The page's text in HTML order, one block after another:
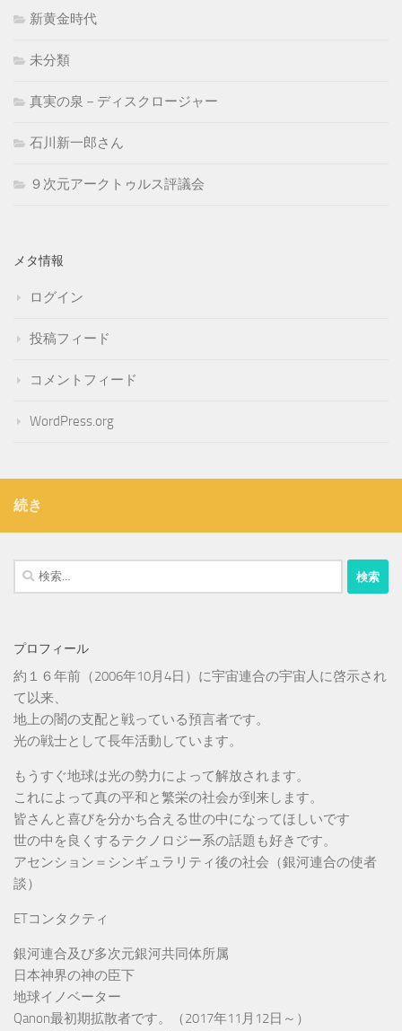
新黄金時代
未分類
真実の泉－ディスクロージャー
石川新一郎さん
９次元アークトゥルス評議会
メタ情報
ログイン
投稿フィード
コメントフィード
WordPress.org
続き
検
索:
プロフィール
約１６年前（2006年10月4日）に宇宙連合の宇宙人に啓示され
て以来、
地上の闇の支配と戦っている預言者です。
光の戦士として長年活動しています。
もうすぐ地球は光の勢力によって解放されます。
これによって真の平和と繁栄の社会が到来します。
皆さんと喜びを分かち合える世の中になってほしいです
世の中を良くするテクノロジー系の話題も好きです。
アセンション＝シンギュラリティ後の社会（銀河連合の使者
談）
ETコンタクティ
銀河連合及び多次元銀河共同体所属
日本神界の神の臣下
地球イノベーター
Qanon最初期拡散者です。（2017年11月12日～）